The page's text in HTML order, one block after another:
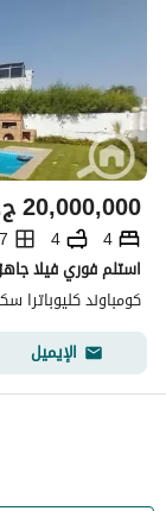
20,000,000
4
4
كومباوند كليوباترا
الإيميل